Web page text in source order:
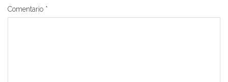
Comentario *